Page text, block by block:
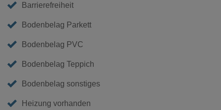
Barrierefreiheit
Bodenbelag Parkett
Bodenbelag PVC
Bodenbelag Teppich
Bodenbelag sonstiges
Heizung vorhanden